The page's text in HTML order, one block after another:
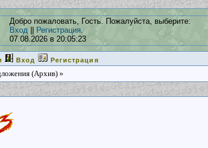
Добро пожаловать, Гость. Пожалуйста, выберите:
Вход
Регистрация.
07.08.2026 в 20:05:23
Вход Регистрация
(Архив) »